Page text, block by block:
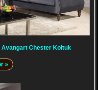
Avangart Chester Koltuk
»